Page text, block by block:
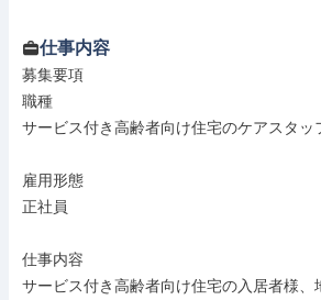
仕事内容
募集要項
職種
サービス付き高齢者向け住宅のケアスタッ
雇用形態
正社員
仕事内容
サービス付き高齢者向け住宅の入居者様、